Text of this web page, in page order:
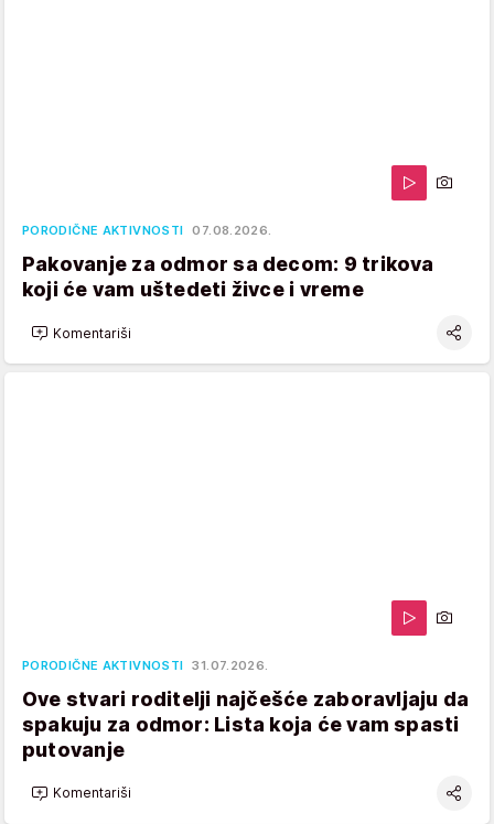
PORODIČNE AKTIVNOSTI 07.08.2026.
Pakovanje za odmor sa decom: 9 trikova
koji će vam uštedeti živce i vreme
Komentariši
PORODIČNE AKTIVNOSTI 31.07.2026.
Ove stvari roditelji najčešće zaboravljaju da
spakuju za odmor: Lista koja će vam spasti
putovanje
Komentariši